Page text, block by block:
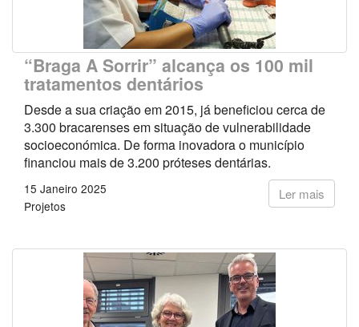
“Braga A Sorrir” alcança os 100 mil
tratamentos dentários
Desde a sua criação em 2015, já beneficiou cerca de
3.300 bracarenses em situação de vulnerabilidade
socioeconómica. De forma inovadora o município
financiou mais de 3.200 próteses dentárias.
Ler mais
15 Janeiro 2025
Projetos